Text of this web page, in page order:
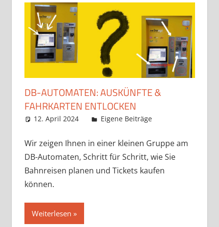
DB-AUTOMATEN: AUSKÜNFTE &
FAHRKARTEN ENTLOCKEN
12. April 2024 Claudia Ollenhauer
Eigene Beiträge
Wir zeigen Ihnen in einer kleinen Gruppe am
DB-Automaten, Schritt für Schritt, wie Sie
Bahnreisen planen und Tickets kaufen
können.
Weiterlesen